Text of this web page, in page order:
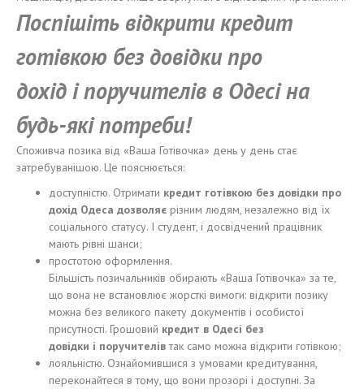
Поспішіть відкритикредит
готівкою без довідкипро
дохід іпоручителів в Одесіна
будь-які потреби!
Споживча позика від «Ваша Готівочка» день у день стає
затребуванішою. Це пояснюється:
доступністю. Отримати кредит готівкою без довідки про
дохід Одеса дозволяє різним людям, незалежно від їх
соціального статусу. І студент, і досвідчений працівник
мають рівні шанси;
простотою оформлення.
Більшість позичальників обирають «Ваша Готівочка» за те,
що вона не встановлює жорсткі вимоги: відкрити позику
можна без великого пакету документів і особистої
присутності. Грошовий кредит в Одесі без
довідки і поручителівтак само можна відкрити готівкою;
лояльністю. Ознайомившися з умовами кредитування,
переконайтеся в тому, що вони прозорі і доступні. За